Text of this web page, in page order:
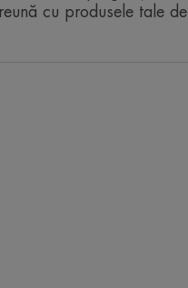
cu produsele tale de